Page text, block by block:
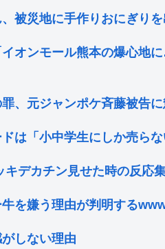
、被災地に手作りおにぎり
イオンモール熊本の爆心
、元ジャンポケ斉藤被告
は「小中学生にしか売ら
キデカチン見せた時の反応
牛を嫌う理由が判明する
がしない理由